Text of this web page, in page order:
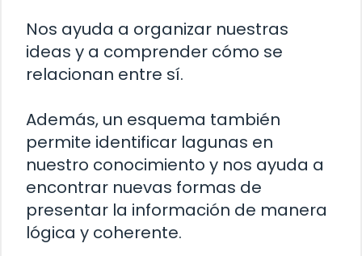
Nos ayuda a organizar nuestras
ideas y a comprender cómo se
relacionan entre sí.
Además, un esquema también
permite identificar lagunas en
nuestro conocimiento y nos ayuda a
encontrar nuevas formas de
presentar la información de manera
lógica y coherente.